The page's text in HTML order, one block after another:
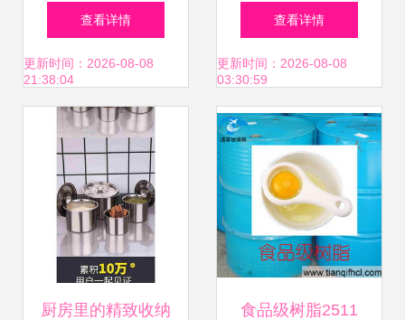
全 枣强县聚利容器
附件的专精之道
查看详情
更新时间：2026-08-08
21:38:04
教你辨别车品真假
系列之机油篇 ——
容器封口盖
查看详情
更新时间：2026-08-08
03:30:59
厨房里的精致收纳 食品级树脂2511